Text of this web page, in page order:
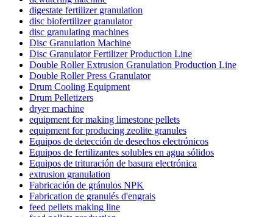
digestate fertilizer granulation
disc biofertilizer granulator
disc granulating machines
Disc Granulation Machine
Disc Granulator Fertilizer Production Line
Double Roller Extrusion Granulation Production Line
Double Roller Press Granulator
Drum Cooling Equipment
Drum Pelletizers
dryer machine
equipment for making limestone pellets
equipment for producing zeolite granules
Equipos de detección de desechos electrónicos
Equipos de fertilizantes solubles en agua sólidos
Equipos de trituración de basura electrónica
extrusion granulation
Fabricación de gránulos NPK
Fabrication de granulés d'engrais
feed pellets making line